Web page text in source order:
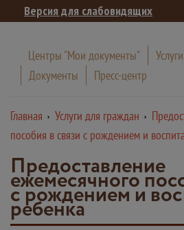
Версия для слабовидящих
Центры "Мои документы" Услуги
Документы
Пресс-центр
Главная Услуги для граждан
пособия в связи с рождением и
Предоставление
ежемесячного
с рождением и
ребенка